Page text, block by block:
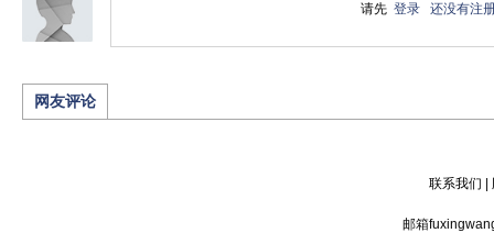
请先登录 还没有注
网友评论
联系我们
邮箱